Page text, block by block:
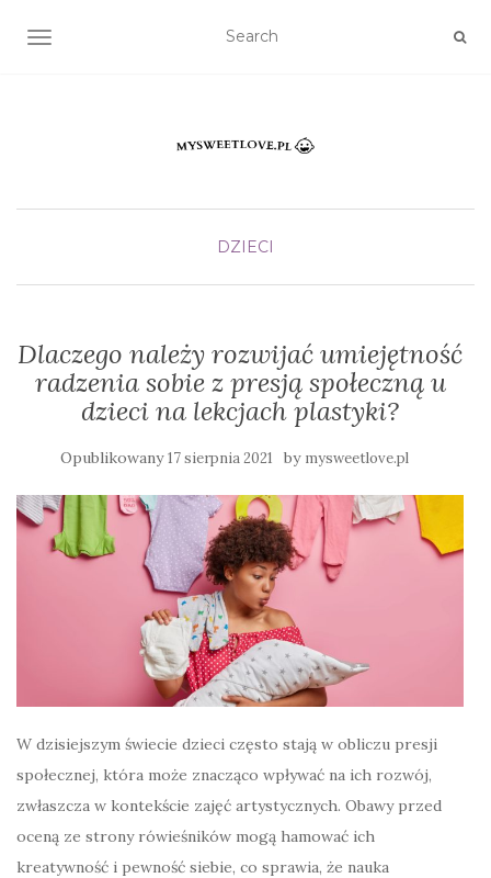
TOGGLE NAVIGATION
DZIECI
Dlaczego należy rozwijać umiejętność
radzenia sobie z presją społeczną u
dzieci na lekcjach plastyki?
Opublikowany17 sierpnia 2021 by mysweetlove.pl
W dzisiejszym świecie dzieci często stają w obliczu presji
społecznej, która może znacząco wpływać na ich rozwój,
zwłaszcza w kontekście zajęć artystycznych. Obawy przed
oceną ze strony rówieśników mogą hamować ich
kreatywność i pewność siebie, co sprawia, że nauka